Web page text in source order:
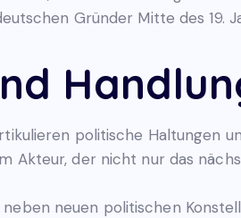
Gründer Mitte des 19.
politische Haltungen
Akteur, der nicht nur das
neuen politischen